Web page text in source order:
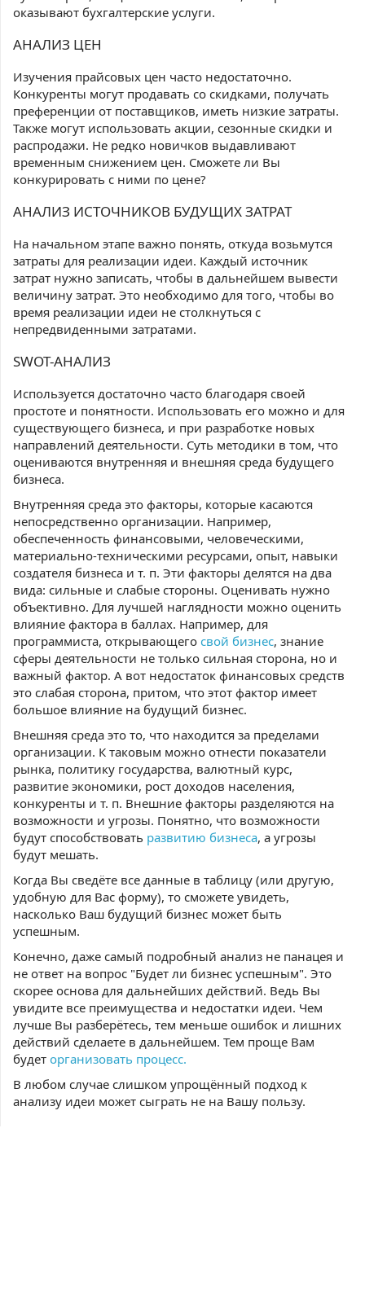
оказывают бухгалтерские услуги.
АНАЛИЗ ЦЕН
Изучения прайсовых цен часто недостаточно.
Конкуренты могут продавать со скидками, получать
преференции от поставщиков, иметь низкие затраты.
Также могут использовать акции, сезонные скидки и
распродажи. Не редко новичков выдавливают
временным снижением цен. Сможете ли Вы
конкурировать с ними по цене?
АНАЛИЗ ИСТОЧНИКОВ БУДУЩИХ ЗАТРАТ
На начальном этапе важно понять, откуда возьмутся
затраты для реализации идеи. Каждый источник
затрат нужно записать, чтобы в дальнейшем вывести
величину затрат. Это необходимо для того, чтобы во
время реализации идеи не столкнуться с
непредвиденными затратами.
SWOT-АНАЛИЗ
Используется достаточно часто благодаря своей
простоте и понятности. Использовать его можно и для
существующего бизнеса, и при разработке новых
направлений деятельности. Суть методики в том, что
оцениваются внутренняя и внешняя среда будущего
бизнеса.
Внутренняя среда это факторы, которые касаются
непосредственно организации. Например,
обеспеченность финансовыми, человеческими,
материально-техническими ресурсами, опыт, навыки
создателя бизнеса и т. п. Эти факторы делятся на два
вида: сильные и слабые стороны. Оценивать нужно
объективно. Для лучшей наглядности можно оценить
влияние фактора в баллах. Например, для
программиста, открывающего свой бизнес, знание
сферы деятельности не только сильная сторона, но и
важный фактор. А вот недостаток финансовых средств
это слабая сторона, притом, что этот фактор имеет
большое влияние на будущий бизнес.
Внешняя среда это то, что находится за пределами
организации. К таковым можно отнести показатели
рынка, политику государства, валютный курс,
развитие экономики, рост доходов населения,
конкуренты и т. п. Внешние факторы разделяются на
возможности и угрозы. Понятно, что возможности
будут способствовать развитию бизнеса, а угрозы
будут мешать.
Когда Вы сведёте все данные в таблицу (или другую,
удобную для Вас форму), то сможете увидеть,
насколько Ваш будущий бизнес может быть
успешным.
Конечно, даже самый подробный анализ не панацея и
не ответ на вопрос "Будет ли бизнес успешным". Это
скорее основа для дальнейших действий. Ведь Вы
увидите все преимущества и недостатки идеи. Чем
лучше Вы разберётесь, тем меньше ошибок и лишних
действий сделаете в дальнейшем. Тем проще Вам
будет организовать процесс.
В любом случае слишком упрощённый подход к
анализу идеи может сыграть не на Вашу пользу.